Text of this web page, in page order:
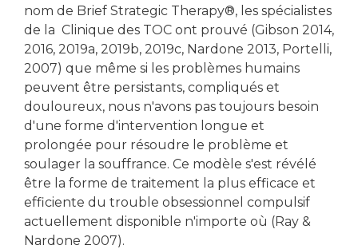
nom de Brief Strategic Therapy®, les spécialistes
de la Clinique des TOC ont prouvé (Gibson 2014,
2016, 2019a, 2019b, 2019c, Nardone 2013, Portelli,
2007) que même si les problèmes humains
peuvent être persistants, compliqués et
douloureux, nous n'avons pas toujours besoin
d'une forme d'intervention longue et
prolongée pour résoudre le problème et
soulager la souffrance. Ce modèle s'est révélé
être la forme de traitement la plus efficace et
efficiente du trouble obsessionnel compulsif
actuellement disponible n'importe où (Ray &
Nardone 2007).